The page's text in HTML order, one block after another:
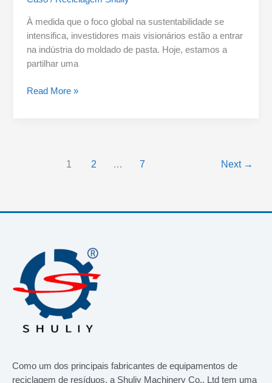
À medida que o foco global na sustentabilidade se
intensifica, investidores mais visionários estão a entrar
na indústria do moldado de pasta. Hoje, estamos a
partilhar uma
Read More »
1 2 … 7 Next →
Como um dos principais fabricantes de equipamentos de
reciclagem de resíduos, a Shuliy Machinery Co., Ltd tem uma